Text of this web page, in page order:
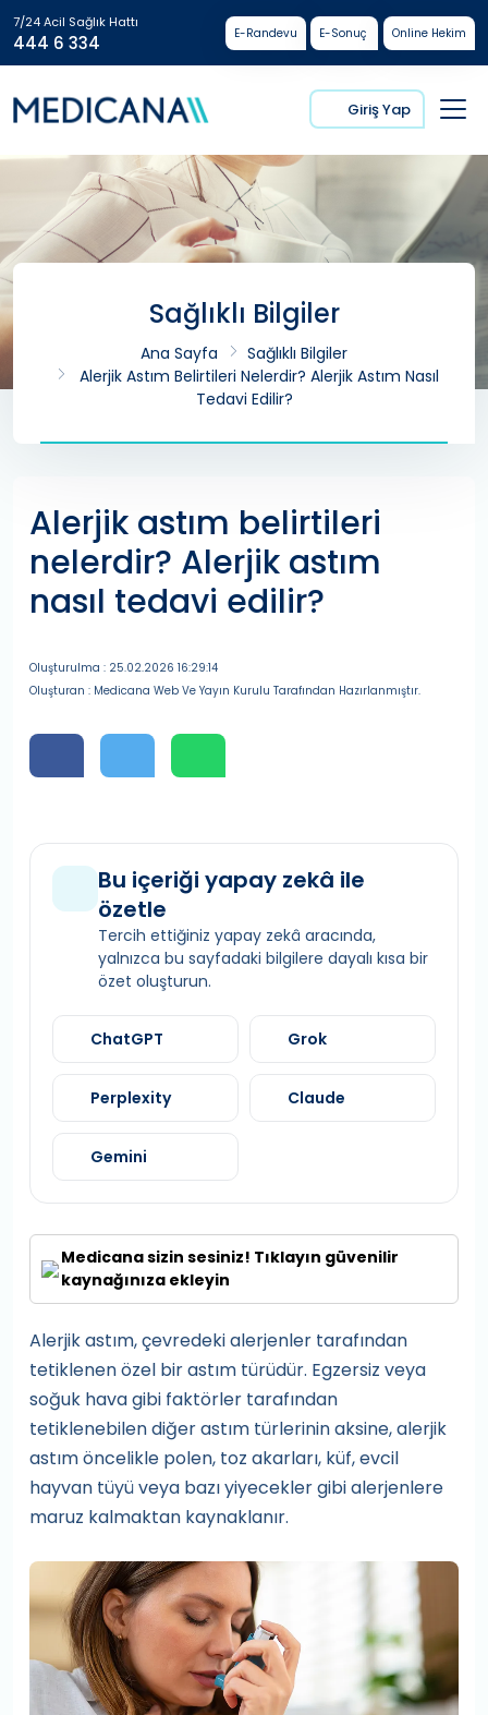
7/24 Acil Sağlık Hattı
444 6 334 E-Randevu E-Sonuç Online Hekim
Giriş Yap
Sağlıklı Bilgiler
Ana Sayfa
Sağlıklı Bilgiler
Alerjik Astım Belirtileri Nelerdir? Alerjik Astım Nasıl
Tedavi Edilir?
Alerjik astım belirtileri
nelerdir? Alerjik astım
nasıl tedavi edilir?
Oluşturulma : 25.02.2026 16:29:14
Oluşturan : Medicana Web Ve Yayın Kurulu Tarafından Hazırlanmıştır.
Bu içeriği yapay zekâ ile
özetle
Tercih ettiğiniz yapay zekâ aracında,
yalnızca bu sayfadaki bilgilere dayalı kısa bir
özet oluşturun.
ChatGPT Grok
Perplexity Claude
Gemini
Medicana sizin sesiniz! Tıklayın güvenilir
kaynağınıza ekleyin
Alerjik astım, çevredeki alerjenler tarafından
tetiklenen özel bir astım türüdür. Egzersiz veya
soğuk hava gibi faktörler tarafından
tetiklenebilen diğer astım türlerinin aksine, alerjik
astım öncelikle polen, toz akarları, küf, evcil
hayvan tüyü veya bazı yiyecekler gibi alerjenlere
maruz kalmaktan kaynaklanır.